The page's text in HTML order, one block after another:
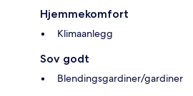
Hjemmekomfort
Klimaanlegg
Sov godt
Blendingsgardiner/gardiner